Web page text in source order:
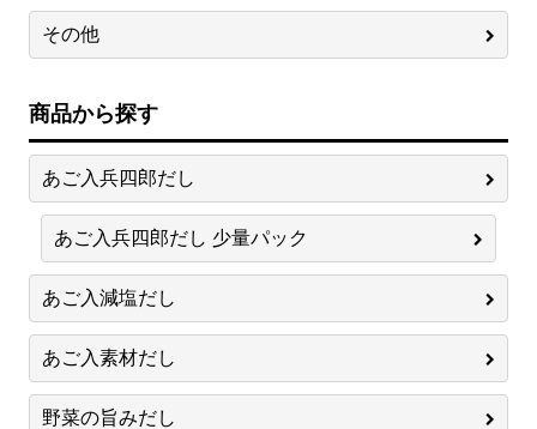
その他
商品から探す
あご入兵四郎だし
あご入兵四郎だし 少量パック
あご入減塩だし
あご入素材だし
野菜の旨みだし